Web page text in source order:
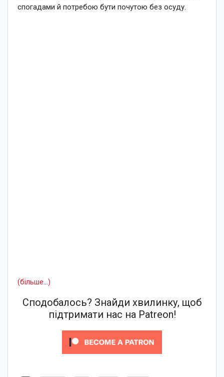
спогадами й потребою бути почутою без осуду.
(більше…)
Сподобалось? Знайди хвилинку, щоб
підтримати нас на Patreon!